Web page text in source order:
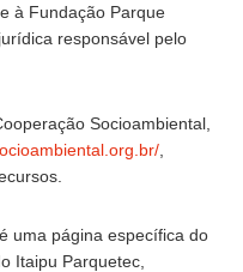
à Fundação Parque
responsável pelo
Socioambiental,
uma página específica do
Itaipu Parquetec,